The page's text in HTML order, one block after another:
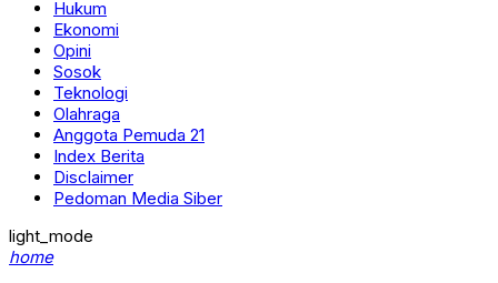
Hukum
Ekonomi
Opini
Sosok
Teknologi
Olahraga
Anggota Pemuda 21
Index Berita
Disclaimer
Pedoman Media Siber
light_mode
home